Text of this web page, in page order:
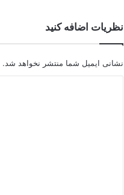
نظریات اضافه کنید
نشانی ایمیل شما منتشر نخواهد شد.